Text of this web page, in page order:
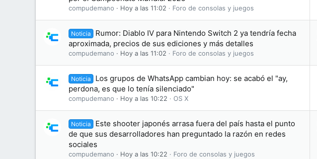
compudemano Hoy a las 11:02 Foro de consolas y juegos
Noticia
Rumor: Diablo IV para Nintendo Switch 2 ya tendría fecha
aproximada, precios de sus ediciones y más detalles
compudemano Hoy a las 11:02 Foro de consolas y juegos
Noticia
Los grupos de WhatsApp cambian hoy: se acabó el "ay,
perdona, es que lo tenía silenciado"
compudemano Hoy a las 10:22 OS X
Noticia
Este shooter japonés arrasa fuera del país hasta el punto
de que sus desarrolladores han preguntado la razón en redes
sociales
compudemano Hoy a las 10:22 Foro de consolas y juegos